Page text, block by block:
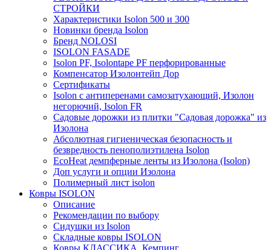
СТРОЙКИ
Характеристики Isolon 500 и 300
Новинки бренда Isolon
Бренд NOLOSI
ISOLON FASADE
Isolon PF, Isolontape PF перфорированные
Компенсатор Изолонтейп Дор
Сертификаты
Isolon с антиперенами самозатухающий, Изолон
негорючий, Isolon FR
Садовые дорожки из плитки "Садовая дорожка" из
Изолона
Абсолютная гигиеническая безопасность и
безвредность пенополиэтилена Isolon
EcoHeat демпферные ленты из Изолона (Isolon)
Доп услуги и опции Изолона
Полимерный лист isolon
Ковры ISOLON
Описание
Рекомендации по выбору
Сидушки из Isolon
Складные ковры ISOLON
Ковры КЛАССИКА, Кемпинг